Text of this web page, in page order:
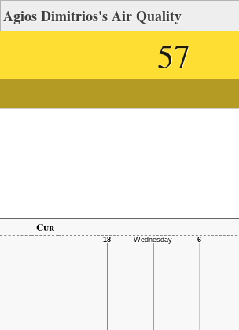
Agios Dimitrios's Air Quality
57
Cur